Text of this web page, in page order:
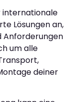
internationale
Lösungen an,
Anforderungen
um alle
deiner